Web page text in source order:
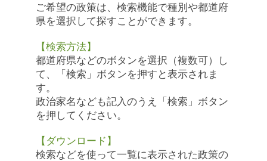
ご希望の政策は、検索機能で種別や都道府
県を選択して探すことができます。
【検索方法】
都道府県などのボタンを選択（複数可）し
て、「検索」ボタンを押すと表示されま
す。
政治家名なども記入のうえ「検索」ボタン
を押してください。
【ダウンロード】
検索などを使って一覧に表示された政策の